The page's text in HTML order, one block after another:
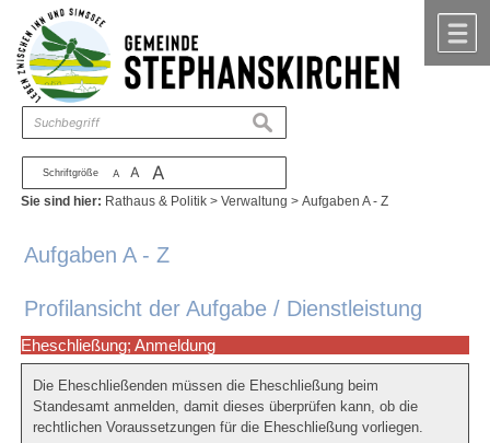
Zum Inhalt ,zur Navigation
Schriftgröße A A A
suchen
Sie sind hier: Rathaus & Politik >Verwaltung >Aufgaben A - Z
Aufgaben A - Z
Profilansicht der Aufgabe / Dienstleistung
Eheschließung; Anmeldung
Die Eheschließenden müssen die Eheschließung beim
Standesamt anmelden, damit dieses überprüfen kann, ob die
rechtlichen Voraussetzungen für die Eheschließung vorliegen.